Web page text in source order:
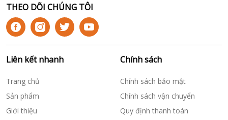
THEO DÕI CHÚNG TÔI
Liên kết nhanh
Trang chủ
Sản phẩm
Giới thiệu
Chính sách
Chính sách bảo mật
Chính sách vận chuyển
Quy định thanh toán